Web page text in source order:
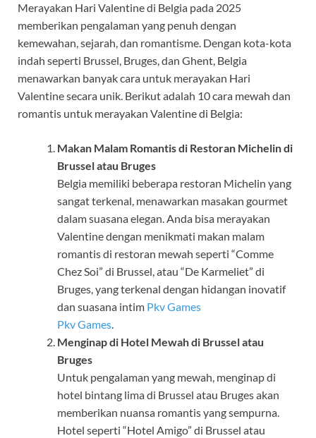
Merayakan Hari Valentine di Belgia pada 2025
memberikan pengalaman yang penuh dengan
kemewahan, sejarah, dan romantisme. Dengan kota-kota
indah seperti Brussel, Bruges, dan Ghent, Belgia
menawarkan banyak cara untuk merayakan Hari
Valentine secara unik. Berikut adalah 10 cara mewah dan
romantis untuk merayakan Valentine di Belgia:
Makan Malam Romantis di Restoran Michelin di
Brussel atau Bruges
Belgia memiliki beberapa restoran Michelin yang
sangat terkenal, menawarkan masakan gourmet
dalam suasana elegan. Anda bisa merayakan
Valentine dengan menikmati makan malam
romantis di restoran mewah seperti “Comme
Chez Soi” di Brussel, atau “De Karmeliet” di
Bruges, yang terkenal dengan hidangan inovatif
dan suasana intim Pkv Games
Pkv Games.
Menginap di Hotel Mewah di Brussel atau
Bruges
Untuk pengalaman yang mewah, menginap di
hotel bintang lima di Brussel atau Bruges akan
memberikan nuansa romantis yang sempurna.
Hotel seperti “Hotel Amigo” di Brussel atau